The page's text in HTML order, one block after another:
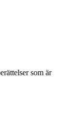
som är